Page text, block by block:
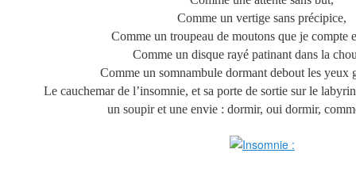
Comme un vertige sans précipice,
Comme un troupeau de moutons que je compte
Comme un disque rayé patinant dans la
Comme un somnambule dormant debout les yeux
Le cauchemar de l’insomnie, et sa porte de sortie sur le
un soupir et une envie : dormir, oui dormir,